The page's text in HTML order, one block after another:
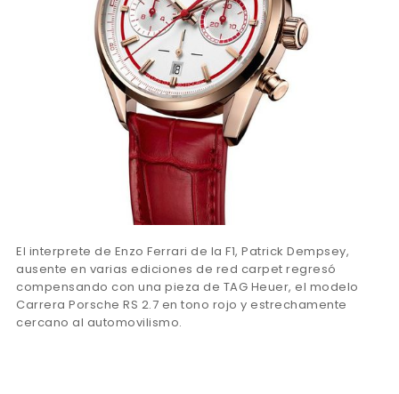
El interprete de Enzo Ferrari de la F1, Patrick Dempsey,
ausente en varias ediciones de red carpet regresó
compensando con una pieza de TAG Heuer, el modelo
Carrera Porsche RS 2.7 en tono rojo y estrechamente
cercano al automovilismo.